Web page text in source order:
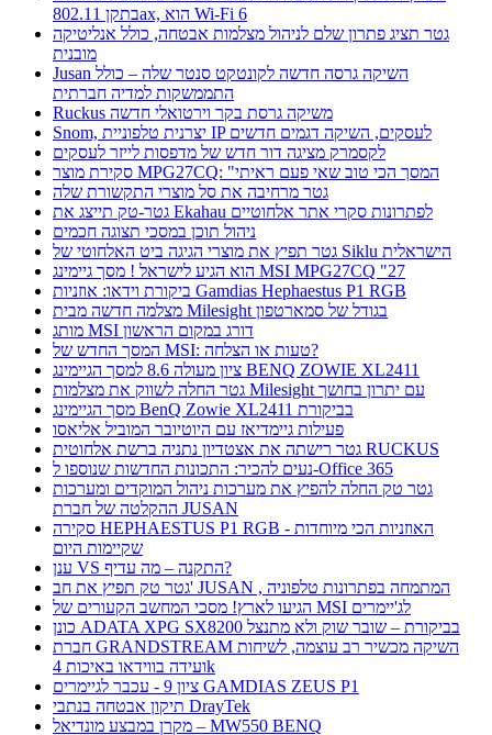
בתקן 802.11ax, הוא Wi-Fi 6
גטר תציג פתרון שלם לניהול מצלמות אבטחה, כולל אנליטיקה
מובנית
Jusan השיקה גרסה חדשה לקונטקט סנטר שלה – כולל
התממשקות למדיה חברתית
Ruckus משיקה גרסת בקר וירטואלי חדשה
Snom, יצרנית טלפוניית IP לעסקים, השיקה דגמים חדשים
לקסמרק מציגה דור חדש של מדפסות לייזר לעסקים
סקירת מוצר MPG27CQ: "המסך הכי טוב שאי פעם ראיתי
גטר מרחיבה את סל מוצרי התקשורת שלה
גטר-טק תייצג את Ekahau לפתרונות סקרי אתר אלחוטיים
ניהול תוכן במסכי תצוגה חכמים
גטר תפיץ את מוצרי הגיגה ביט האלחוטי של Siklu הישראלית
הוא הגיע לישראל ! מסך גיימינג MSI MPG27CQ "27
ביקורת וידאו: אוזניות Gamdias Hephaestus P1 RGB
מצלמה חדשה מבית Milesight בגודל של סמארטפון
מותג MSI דורג במקום הראשון
המסך החדש של MSI: טעות או הצלחה?
ציון מעולה 8.6 למסך הגיימינג BENQ ZOWIE XL2411
גטר החלה לשווק את מצלמות Milesight עם יתרון בחושך
מסך הגיימינג BenQ Zowie XL2411 בביקורת
פעילות גיימדיאז עם היוטיובר המוביל אליאסו
גטר רישתה את אצטדיון נתניה ברשת אלחוטית RUCKUS
נעים להכיר: התכונות החדשות שנוספו ל-Office 365
גטר טק החלה להפיץ את מערכות ניהול המוקדים ומערכות
ההקלטה של חברת JUSAN
סקירה HEPHAESTUS P1 RGB - האוזניות הכי מיוחדות
שקיימות היום
ענן VS התקנה – מה עדיף?
גטר טק תפיץ את חב' JUSAN , המתמחה בפתרונות טלפוניה
הגיעו לארץ! מסכי המחשב הקעורים של MSI לג'יימרים
כונן ADATA XPG SX8200 בביקורת – שובר שוק ולא מתנצל
חברת GRANDSTREAM השיקה מכשיר רב עוצמה, לשיחות
ועידה בווידאו באיכות 4k
ציון 9 - עכבר לגיימרים GAMDIAS ZEUS P1
תיקון אבטחה בנתבי DrayTek
מקרן במבצע מונדיאל – MW550 BENQ